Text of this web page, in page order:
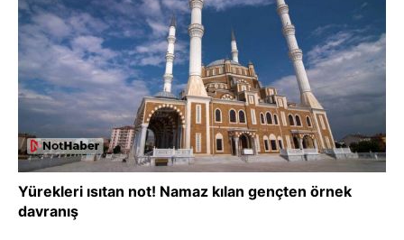
Yürekleri ısıtan not! Namaz kılan gençten örnek
davranış